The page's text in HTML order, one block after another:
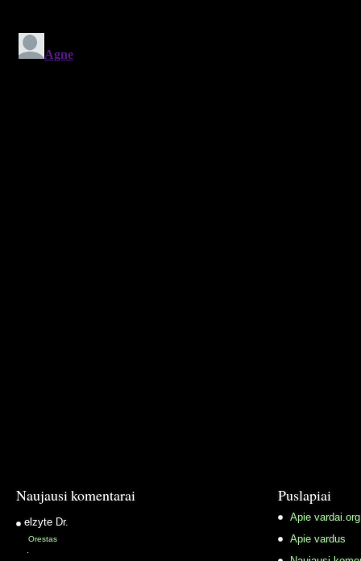
Naujausi komentarai
elzyte Dr.
Orestas
·
Puslapiai
Apie vardai.org
Apie vardus